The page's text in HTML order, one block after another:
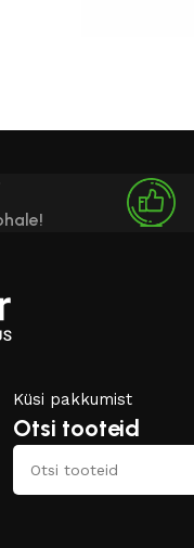
239.00€
Küsi pakkumist
Otsi tooteid